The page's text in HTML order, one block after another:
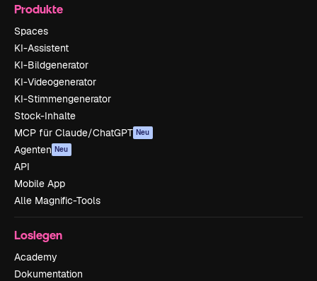
Produkte
Spaces
KI-Assistent
KI-Bildgenerator
KI-Videogenerator
KI-Stimmengenerator
Stock-Inhalte
MCP für Claude/ChatGPT Neu
Agenten Neu
API
Mobile App
Alle Magnific-Tools
Loslegen
Academy
Dokumentation